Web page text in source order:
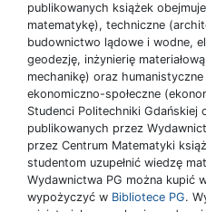
publikowanych książek
matematykę), techniczne
budownictwo lądowe i wodne,
geodezję, inżynierię
mechanikę) oraz
ekonomiczno-społeczne
Studenci Politechniki Gdańskiej
publikowanych przez
przez Centrum Matematyki
studentom uzupełnić wiedzę
Wydawnictwa PG można kupić
wypożyczyć w Bibliotece PG.